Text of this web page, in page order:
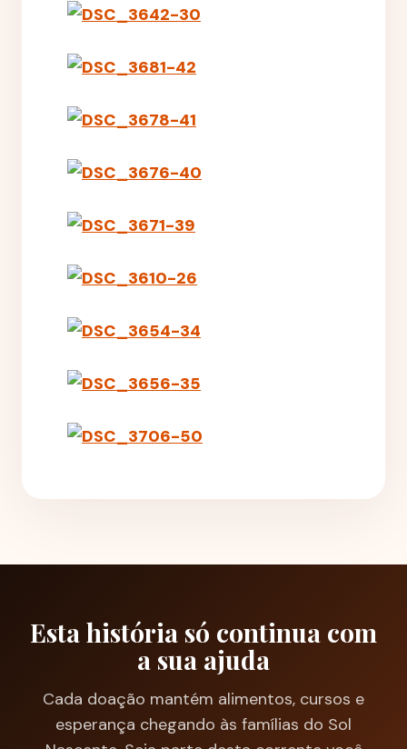
Esta história só continua com
a sua ajuda
Cada doação mantém alimentos, cursos e
esperança chegando às famílias do Sol